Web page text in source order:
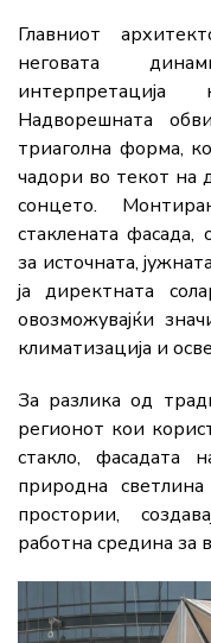
Главниот
неговата
интерпретација
Надворешната
триаголна форма,
чадори во текот на
сонцето.
стаклената фасада,
за источната,
ја директната
овозможувајќи
климатизација и
За разлика од
регионот кои
стакло, фасадата
природна
простории,
работна средина за